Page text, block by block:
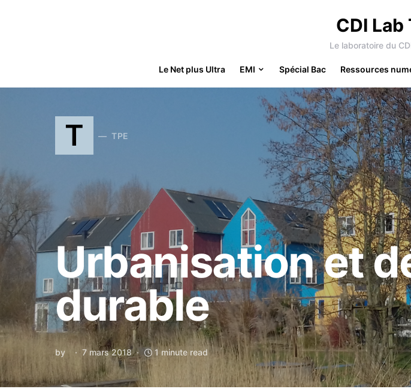
CDI Lab
Le laboratoire du
Le Net plus Ultra EMI Spécial Bac Ressources
T TPE
Urbanisation et
durable
by 7 mars 2018 1 minute read